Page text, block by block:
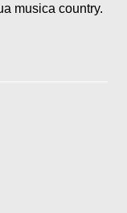
musica country.